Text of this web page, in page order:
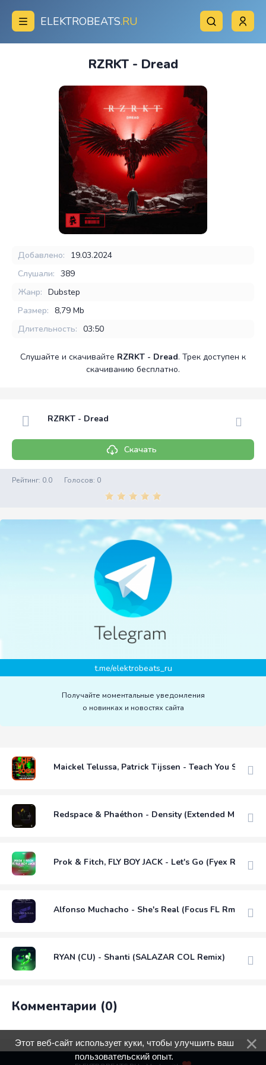
ELEKTROBEATS.RU
RZRKT - Dread
Добавлено:
19.03.2024
Слушали: 389
Жанр: Dubstep
Размер: 8,79 Mb
Длительность: 03:50
Слушайте и скачивайте RZRKT - Dread. Трек доступен к
скачиванию бесплатно.
RZRKT - Dread
Скачать
Рейтинг: 0.0 Голосов: 0
t.me/elektrobeats_ru
Получайте моментальные уведомления
о новинках и новостях сайта
Maickel Telussa, Patrick Tijssen - Teach You
Redspace & Phaéthon - Density (Extended Mix)
Prok & Fitch, FLY BOY JACK - Let's Go (Fyex Remix)
Alfonso Muchacho - She's Real (Focus FL Rmx)
RYAN (CU) - Shanti (SALAZAR COL Remix)
Комментарии (0)
Этот веб-сайт использует куки, чтобы улучшить ваш
пользовательский опыт.